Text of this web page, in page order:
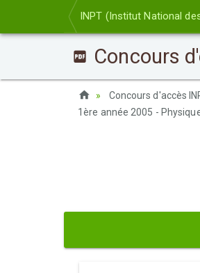
INPT (Institut National
Concours
Concours d'accès
1ère année 2005 -